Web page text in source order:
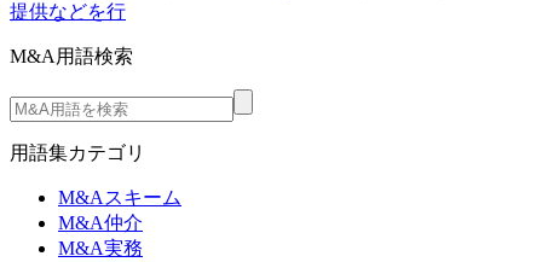
提供などを行
M&A用語検索
用語集カテゴリ
M&Aスキーム
M&A仲介
M&A実務